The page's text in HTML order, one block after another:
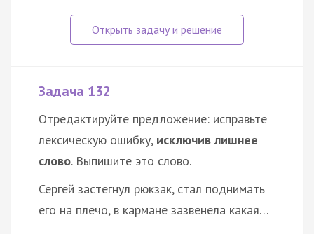
Задача 132
Отредактируйте предложение: исправьте
лексическую ошибку, исключив лишнее
слово. Выпишите это слово.
Сергей застегнул рюкзак, стал поднимать
его на плечо, в кармане зазвенела какая…